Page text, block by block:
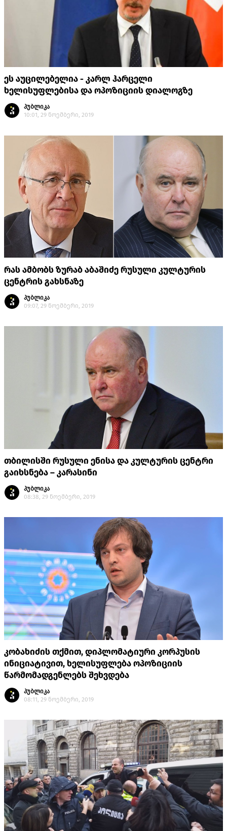
ეს აუცილებელია - კარლ ჰარცელი
ხელისუფლებისა და ოპოზიციის დიალოგზე
პუბლიკა
10:01, 29 ნოემბერი, 2019
რას ამბობს ზურაბ აბაშიძე რუსული კულტურის
ცენტრის გახსნაზე
პუბლიკა
09:07, 29 ნოემბერი, 2019
თბილისში რუსული ენისა და კულტურის ცენტრი
გაიხსნება – კარასინი
პუბლიკა
08:38, 29 ნოემბერი, 2019
კობახიძის თქმით, დიპლომატიური კორპუსის
ინიციატივით, ხელისუფლება ოპოზიციის
წარმომადგენლებს შეხვდება
პუბლიკა
08:11, 29 ნოემბერი, 2019